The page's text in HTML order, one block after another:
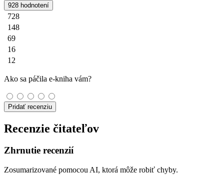
928 hodnotení
728
148
69
16
12
Ako sa páčila e-kniha vám?
Pridať recenziu
Recenzie čitateľov
Zhrnutie recenzií
Zosumarizované pomocou AI, ktorá môže robiť chyby.